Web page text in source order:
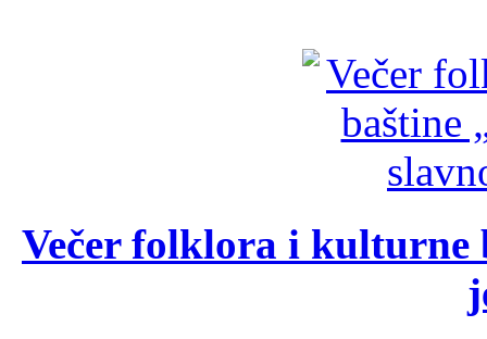
Večer folklora i kulturne